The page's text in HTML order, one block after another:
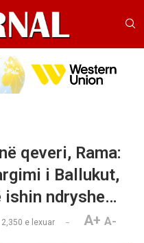
qeveri, Rama:
i Ballukut,
ishin ndryshe…
2,350 e lexuar A+ A-